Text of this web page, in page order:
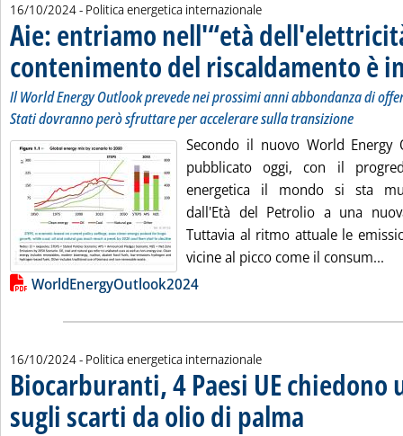
16/10/2024- Politica energetica internazionale
Aie: entriamo nell'“età
contenimento del riscaldamento è
Il World Energy Outlook prevede nei prossimi anni abbondanza di
Stati dovranno però sfruttare per accelerare sulla transizione
Secondo il nuovo World Energy
pubblicato oggi, con il
energetica il mondo si sta
dall'Età del Petrolio a una
Tuttavia al ritmo attuale le
vicine al picco come il consum...
Lista allegati PDF alla notizia
WorldEnergyOutlook2024
16/10/2024- Politica energetica internazionale
Biocarburanti, 4 Paesi UE chiedono
sugli scarti da olio di palma